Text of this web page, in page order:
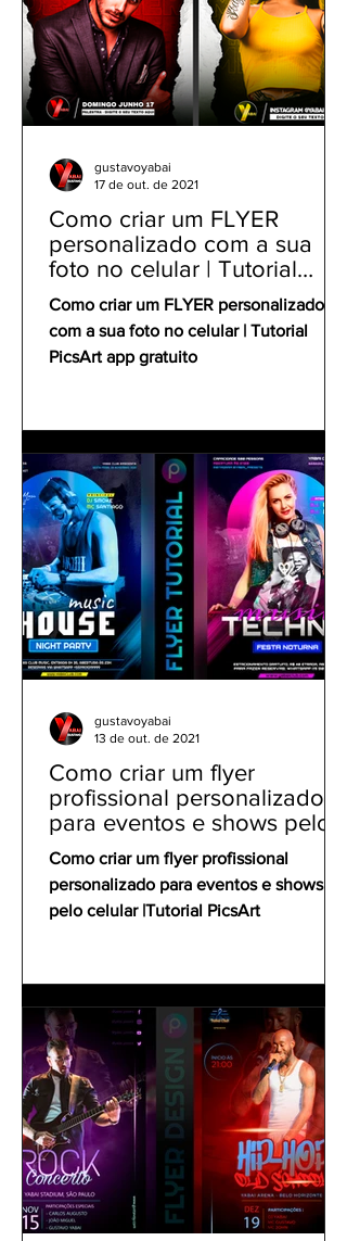
Como criar um FLYER
personalizado com a sua
foto no celular | Tutorial
PicsArt app gratuito
Como criar um FLYER personalizado
com a sua foto no celular | Tutorial
PicsArt app gratuito
gustavoyabai
17 de out. de 2021
Como criar um flyer
profissional personalizado
para eventos e shows pelo
celular | Tutorial PicsArt
Como criar um flyer profissional
personalizado para eventos e shows
pelo celular |Tutorial PicsArt
gustavoyabai
13 de out. de 2021